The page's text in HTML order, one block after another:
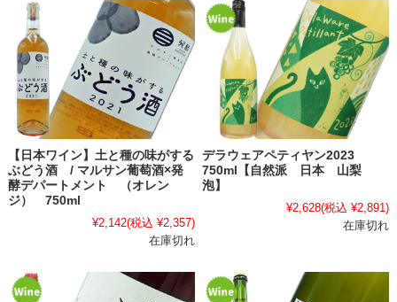
【日本ワイン】土と種の味がする
ぶどう酒 / マルサン葡萄酒×発
酵デパートメント （オレン
ジ） 750ml
¥2,142(税込 ¥2,357)
在庫切れ
デラウェアペティヤン2023
750ml【自然派 日本 山梨
泡】
¥2,628(税込 ¥2,891)
在庫切れ